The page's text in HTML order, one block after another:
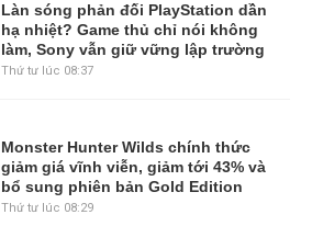
Làn sóng phản đối PlayStation dần
hạ nhiệt? Game thủ chỉ nói không
làm, Sony vẫn giữ vững lập trường
Thứ tư lúc 08:37
Monster Hunter Wilds chính thức
giảm giá vĩnh viễn, giảm tới 43% và
bổ sung phiên bản Gold Edition
Thứ tư lúc 08:29